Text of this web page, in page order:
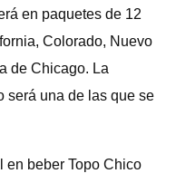
en paquetes de 12
Colorado, Nuevo
de Chicago. La
será una de las que se
en beber Topo Chico